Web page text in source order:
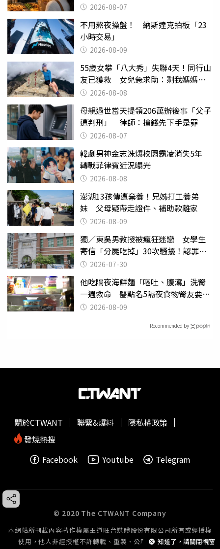
2026-08-07
不用熬夜操盤！ 納斯達克拍板「23
小時交易」
2026-08-09
55歲女攀「八大秀」失聯4天！同行山
友已獲救 女兒急求助：剩我媽媽還
沒找到
2026-08-08
母親過世當天提領206萬辦後事「父子
遭判刑」 律師：搶錢先下手是罪
2026-08-07
韓劇男神金志洙爆校園霸凌消失5年
轉戰菲律賓近況曝光
2026-08-08
澎湖13孩傳遭棄養！兄姊打工養弟
妹 父母疑帶走證件、補助款離家
2026-08-09
獨／東吳男教授被瘋狂迷戀 女學生
寄信「分屍吃掉」30次騷擾！認罪免
關 2026-07-30
他吃隔夜海鮮麵「嘔吐、腹瀉」洗腎
一週救命 醫點名5隔夜食物腎友要注
意 2026-08-09
Recommended by
知道了，請關閉視窗
關於CTWANT 聯繫&爆料
隱私權政策
發燒熱搜
Facebook
Youtube Telegram
© 2020 The CTWANT Company
本網站所刊載內容著作權屬王道旺台媒體股份有限公司所有或經授權
使用，他人非經授權不許轉載、重製、公開播送或公開傳輸。